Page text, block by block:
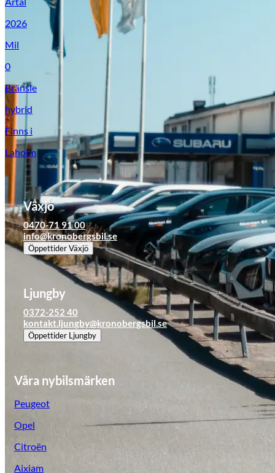
Suzuki
Leapmotor
Tillbehör & reservdelar
2026
Mil
0
Bränsle
hybrid
Finns i
Laholm
Växjö
0470-71 91 00
info@kronobergsbil.se
ÖppettiderVäxjö
Ljungby
0372-252 40
kontakt.ljungby@kronobergsbil.se
Öppettider Ljungby
Våra nybilsmärken
Peugeot
Opel
Citroën
Aixiam